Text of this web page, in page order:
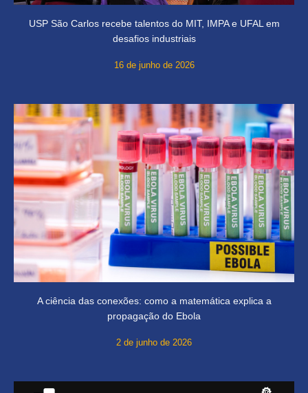
USP São Carlos recebe talentos do MIT, IMPA e UFAL em
desafios industriais
16 de junho de 2026
A ciência das conexões: como a matemática explica a
propagação do Ebola
2 de junho de 2026